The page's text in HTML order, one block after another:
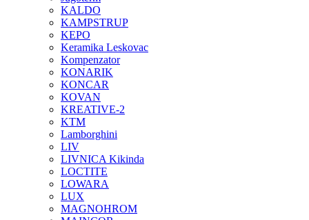
KALDO
KAMPSTRUP
KEPO
Keramika Leskovac
Kompenzator
KONARIK
KONCAR
KOVAN
KREATIVE-2
KTM
Lamborghini
LIV
LIVNICA Kikinda
LOCTITE
LOWARA
LUX
MAGNOHROM